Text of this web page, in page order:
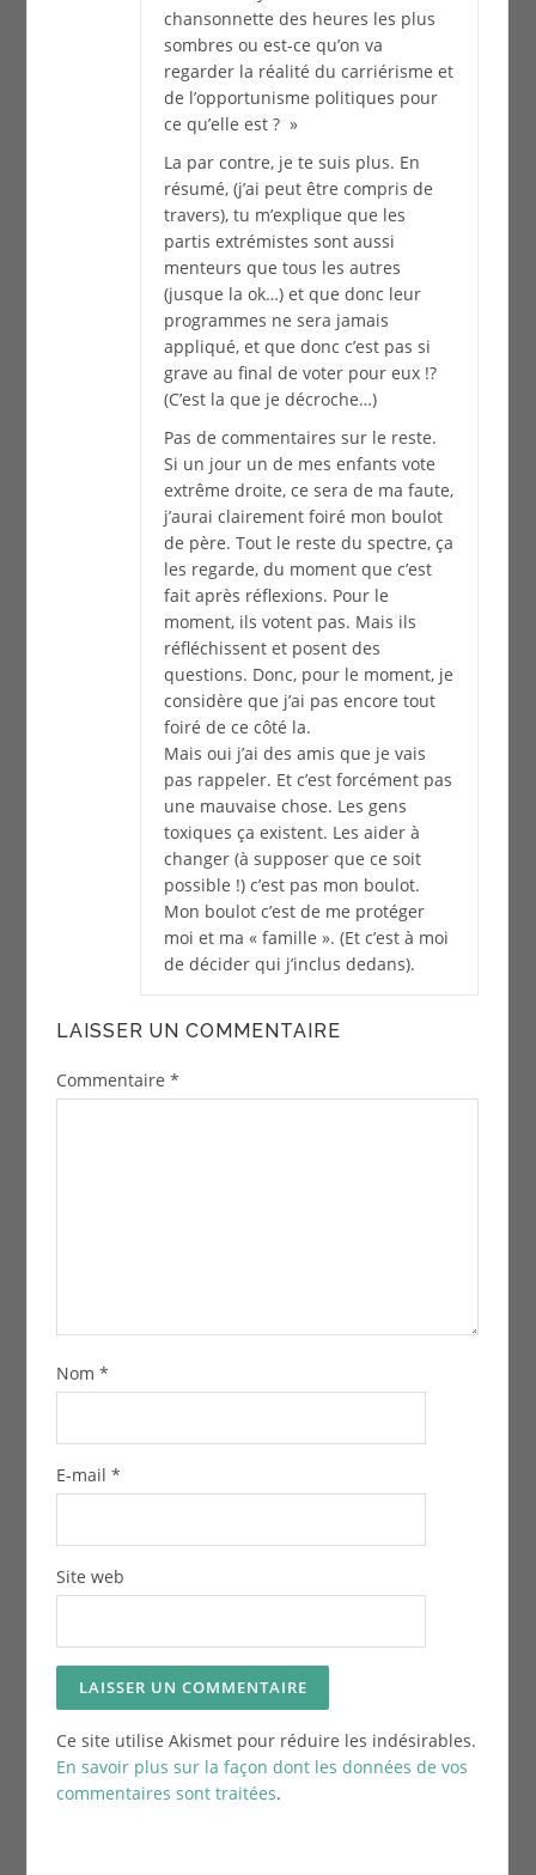
chansonnette des heures les plus
sombres ou est-ce qu’on va
regarder la réalité du carriérisme et
de l’opportunisme politiques pour
ce qu’elle est ? »
La par contre, je te suis plus. En
résumé, (j’ai peut être compris de
travers), tu m’explique que les
partis extrémistes sont aussi
menteurs que tous les autres
(jusque la ok…) et que donc leur
programmes ne sera jamais
appliqué, et que donc c’est pas si
grave au final de voter pour eux !?
(C’est la que je décroche…)
Pas de commentaires sur le reste.
Si un jour un de mes enfants vote
extrême droite, ce sera de ma faute,
j’aurai clairement foiré mon boulot
de père. Tout le reste du spectre, ça
les regarde, du moment que c’est
fait après réflexions. Pour le
moment, ils votent pas. Mais ils
réfléchissent et posent des
questions. Donc, pour le moment, je
considère que j’ai pas encore tout
foiré de ce côté la.
Mais oui j’ai des amis que je vais
pas rappeler. Et c’est forcément pas
une mauvaise chose. Les gens
toxiques ça existent. Les aider à
changer (à supposer que ce soit
possible !) c’est pas mon boulot.
Mon boulot c’est de me protéger
moi et ma « famille ». (Et c’est à moi
de décider qui j’inclus dedans).
LAISSER UN COMMENTAIRE
Commentaire *
Nom *
E-mail *
Site web
Ce site utilise Akismet pour réduire les indésirables.
En savoir plus sur la façon dont les données de vos
commentaires sont traitées.